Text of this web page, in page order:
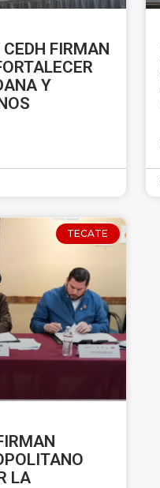
FIRMAN
Y
TECATE
LA